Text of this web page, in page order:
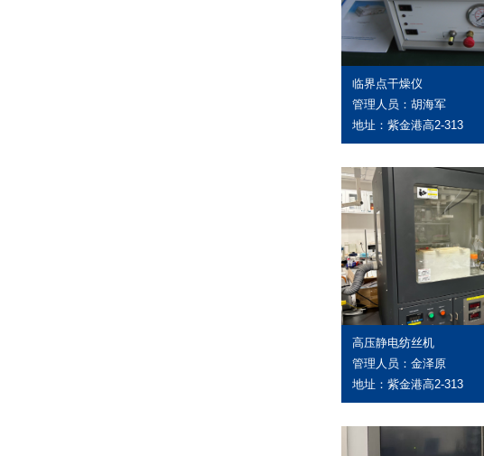
临界点干燥仪
管理人员：胡海军
地址：紫金港高2-313
高压静电纺丝机
管理人员：金泽原
地址：紫金港高2-313